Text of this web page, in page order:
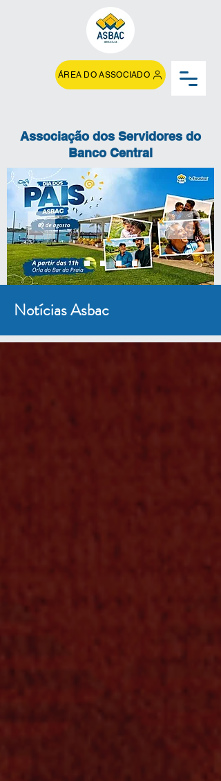
ÁREA DO ASSOCIADO
Associação dos Servidores do
Banco Central
Notícias Asbac